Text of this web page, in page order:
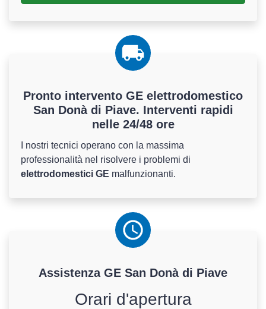
Pronto intervento GE elettrodomestico
San Donà di Piave. Interventi rapidi
nelle 24/48 ore
I nostri tecnici operano con la massima
professionalità nel risolvere i problemi di
elettrodomestici GE malfunzionanti.
Assistenza GE San Donà di Piave
Orari d'apertura